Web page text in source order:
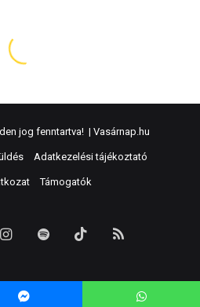
jog fenntartva! | Vasárnap.hu
Adatkezelési tájékoztató
Támogatók
Instagram
Spotify TikTok